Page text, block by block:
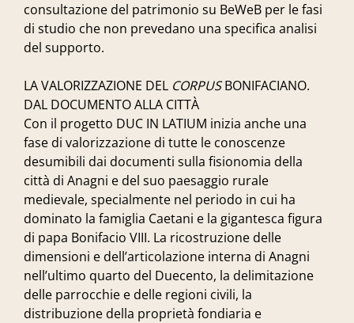
consultazione del patrimonio su BeWeB per le fasi
di studio che non prevedano una specifica analisi
del supporto.
LA VALORIZZAZIONE DEL CORPUSBONIFACIANO.
DAL DOCUMENTO ALLA CITTÀ
Con il progetto DUC IN LATIUM inizia anche una
fase di valorizzazione di tutte le conoscenze
desumibili dai documenti sulla fisionomia della
città di Anagni e del suo paesaggio rurale
medievale, specialmente nel periodo in cui ha
dominato la famiglia Caetani e la gigantesca figura
di papa Bonifacio VIII. La ricostruzione delle
dimensioni e dell’articolazione interna di Anagni
nell’ultimo quarto del Duecento, la delimitazione
delle parrocchie e delle regioni civili, la
distribuzione della proprietà fondiaria e